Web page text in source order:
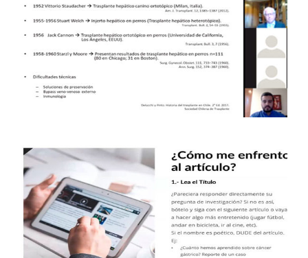
TRASPLANTE HEPÁTICO “DE LA A A LA
Z” – 9 DE SEPTIEMBRE DE 2020 –
LECTURA CRÍTICA DE UN PAPER EN
CIRUGÍA GENERAL “DE LA A A LA Z” – 2
DE SEPTIEMBRE DE 2020 –
METROPOLITANA